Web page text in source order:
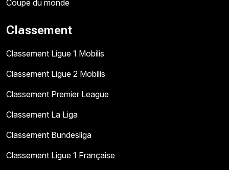
Coupe du monde
Classement
Classement Ligue 1 Mobilis
Classement Ligue 2 Mobilis
Classement Premier League
Classement La Liga
Classement Bundesliga
Classement Ligue 1 Française